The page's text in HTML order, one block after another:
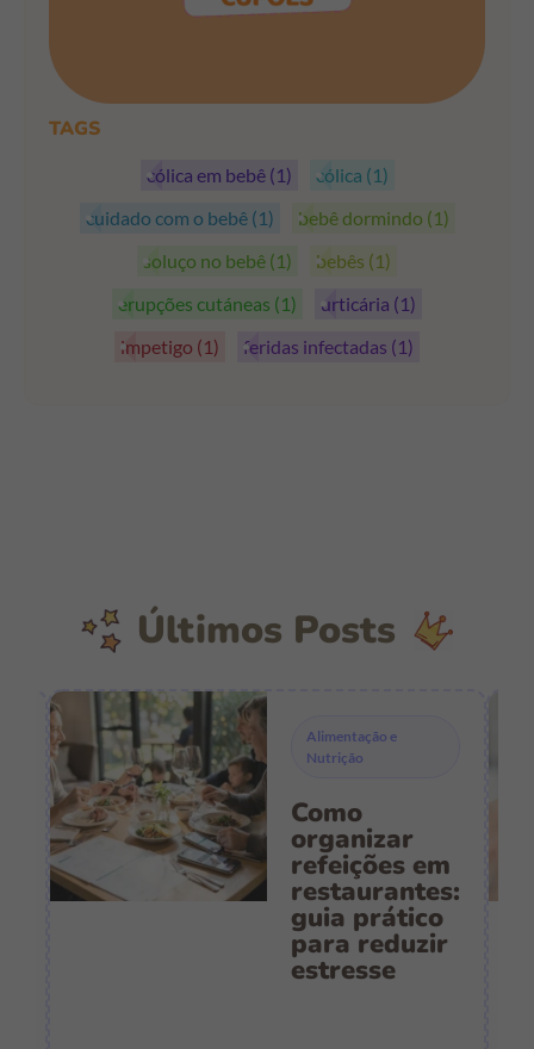
TAGS
cólica em bebê (1) cólica (1)
cuidado com o bebê (1) bebê dormindo (1)
soluço no bebê (1) bebês (1)
erupções cutáneas (1) urticária (1)
impetigo (1) feridas infectadas (1)
Últimos Posts
Alimentação e
Nutrição
Como
organizar
refeições em
restaurantes:
guia prático
para reduzir
estresse